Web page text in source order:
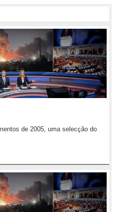
de 2005, uma selecção do